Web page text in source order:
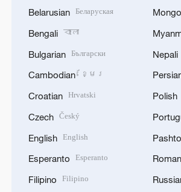
Belarusian Беларуская
Bengali বাংলা
Bulgarian Български
Cambodian ខ្មែរ
Croatian Hrvatski
Czech Český
English English
Esperanto Esperanto
Filipino Filipino
Nepali
Polish
Pashto